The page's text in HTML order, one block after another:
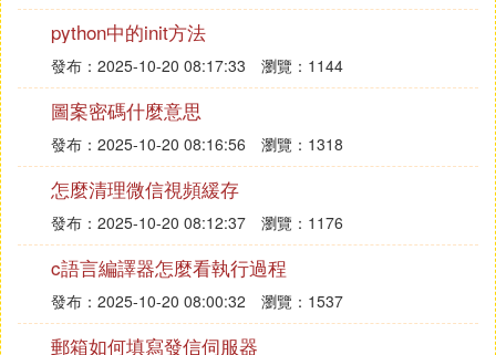
5、最後應用即可。
群輝
FTP
FTP服務
項目FTP
文件伺服器
無錫手機靚號一點也不貴，11月30日三折即可獲取！
雲聯靚號
廣告
h群輝遠程ftp伺服器,如何通過 FTP 訪問 Synology N
python中的init方法
發布：2025-10-20 08:17:33 瀏覽：1144
圖案密碼什麼意思
發布：2025-10-20 08:16:56 瀏覽：1318
怎麼清理微信視頻緩存
發布：2025-10-20 08:12:37 瀏覽：1176
c語言編譯器怎麼看執行過程
發布：2025-10-20 08:00:32 瀏覽：1537
郵箱如何填寫發信伺服器